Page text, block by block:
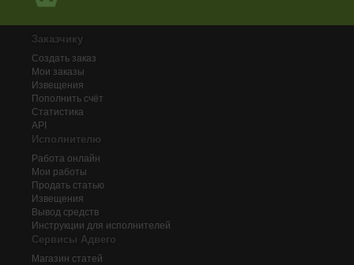
Заказчику
Создать заказ
Мои заказы
Извещения
Пополнить счёт
Статистика
API
Исполнителю
Работа онлайн
Мои работы
Продать статью
Извещения
Вывод средств
Инструкции для исполнителей
Сервисы Адвего
Магазин статей